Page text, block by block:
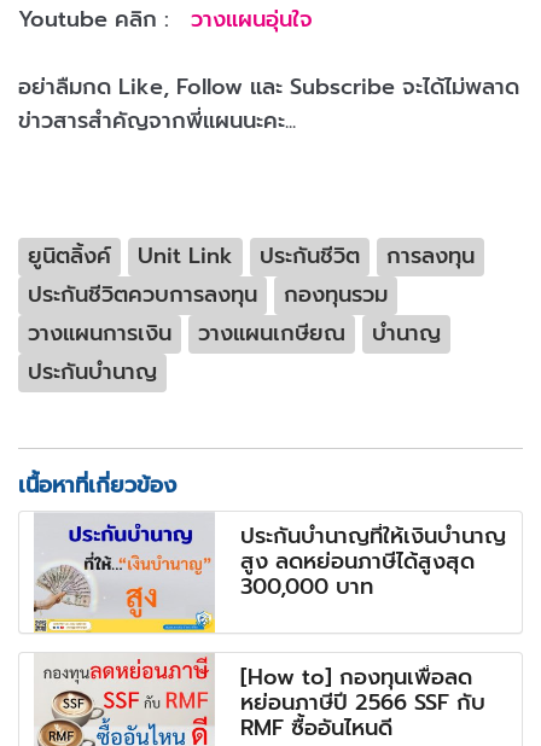
Youtube คลิก : วางแผนอุ่นใจ
อย่าลืมกด Like, Follow และ Subscribe จะได้ไม่พลาด
ข่าวสารสำคัญจากพี่แผนนะคะ...
ยูนิตลิ้งค์ Unit Link ประกันชีวิต
การลงทุน
ประกันชีวิตควบการลงทุน
กองทุนรวม
วางแผนการเงิน
วางแผนเกษียณ
บำนาญ
ประกันบำนาญ
เนื้อหาที่เกี่ยวข้อง
ประกันบำนาญที่ให้เงินบำนาญ
สูง ลดหย่อนภาษีได้สูงสุด
300,000 บาท
[How to] กองทุนเพื่อลด
หย่อนภาษีปี 2566 SSF กับ
RMF ซื้ออันไหนดี